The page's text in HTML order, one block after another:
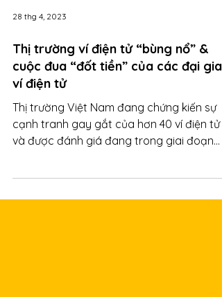
28 thg 4, 2023
Thị trường ví điện tử “bùng nổ” &
cuộc đua “đốt tiền” của các đại gia
ví điện tử
cạnh tranh gay gắt của hơn 40 ví điện tử
và được đánh giá đang trong giai đoạn